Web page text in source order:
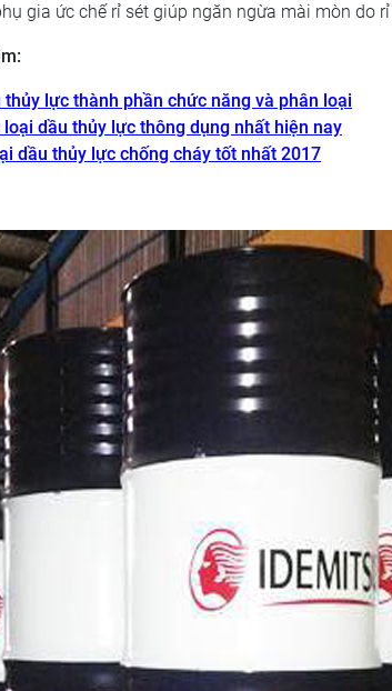
gia ức chế rỉ sét giúp ngăn ngừa mài mòn do
thủy lực thành phần chức năng và phân loại
loại dầu thủy lực thông dụng nhất hiện nay
dầu thủy lực chống cháy tốt nhất 2017